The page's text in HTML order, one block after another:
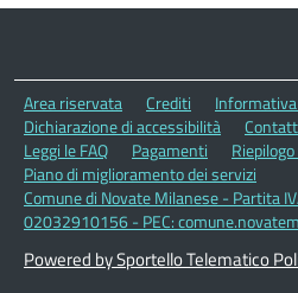
Area riservata Crediti
Dichiarazione di accessibilità
Leggi le FAQ
Pagamenti
Piano di miglioramento dei servizi
Comune di Novate Milanese - Partita
02032910156 - PEC:
Powered by Sportello Telematico